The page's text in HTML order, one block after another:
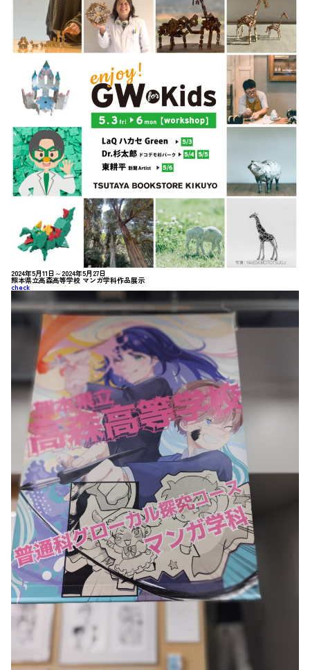
2024年5月11日～2024年5月27日
熊本県立高森高等学校 マンガ学科作品展示
check